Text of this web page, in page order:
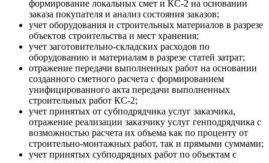
формирование локальных смет и КС-2 на основании
заказа покупателя и анализ состояния заказов;
учет оборудования и строительных материалов в разрезе
объектов строительства и мест хранения;
учет заготовительно-складских расходов по
оборудованию и материалам в разрезе статей затрат;
отражение передачи выполненных работ на основании
созданного сметного расчета с формированием
унифицированного акта передачи выполненных
строительных работ КС-2;
учет принятых от субподрядчика услуг заказчика,
отражение реализации заказчику услуг генподрядчика с
возможностью расчета их объема как по проценту от
строительно-монтажных работ, так и прямыми суммами;
учет принятых субподрядных работ по объектам с